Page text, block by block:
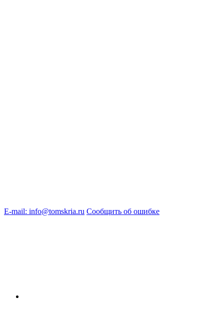
E-mail: info@tomskria.ru Сообщить об ошибке